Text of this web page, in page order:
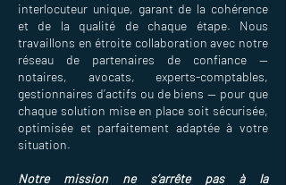
interlocuteur unique, garant de la cohérence
et de la qualité de chaque étape. Nous
travaillons en étroite collaboration avec notre
réseau de partenaires de confiance —
notaires, avocats, experts-comptables,
gestionnaires d’actifs ou de biens — pour que
chaque solution mise en place soit sécurisée,
optimisée et parfaitement adaptée à votre
situation.
Notre mission ne s’arrête pas à la